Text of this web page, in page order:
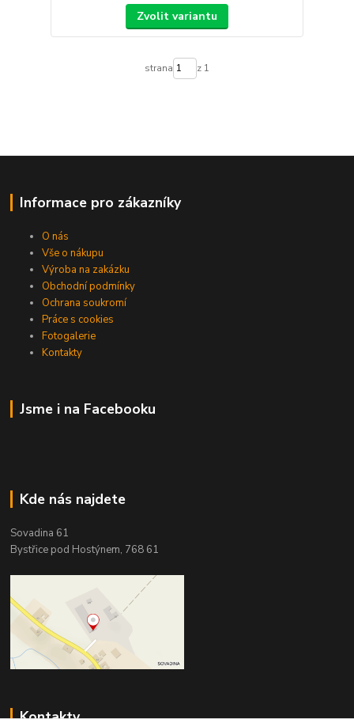
Zvolit variantu
strana z 1
Informace pro zákazníky
O nás
Vše o nákupu
Výroba na zakázku
Obchodní podmínky
Ochrana soukromí
Práce s cookies
Fotogalerie
Kontakty
Jsme i na Facebooku
Kde nás najdete
Sovadina 61
Bystřice pod Hostýnem, 768 61
Kontakty